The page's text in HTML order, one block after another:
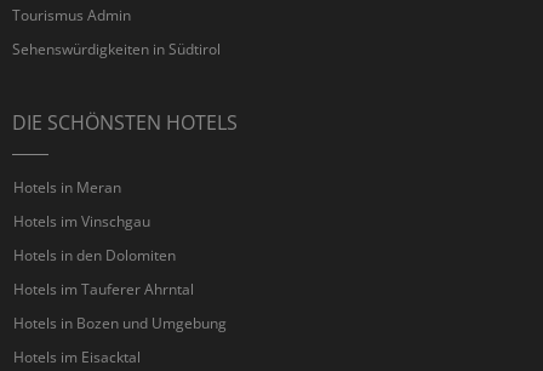
Tourismus Admin
Sehenswürdigkeiten in Südtirol
DIE SCHÖNSTEN HOTELS
Hotels in Meran
Hotels im Vinschgau
Hotels in den Dolomiten
Hotels im Tauferer Ahrntal
Hotels in Bozen und Umgebung
Hotels im Eisacktal